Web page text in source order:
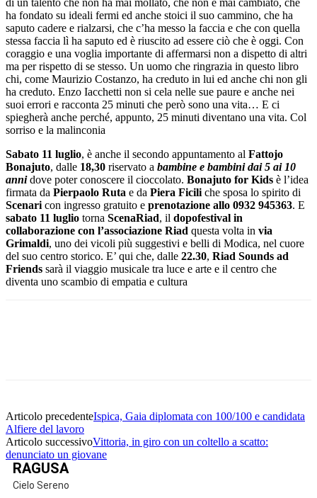
ha fondato su ideali fermi ed anche stoici il suo cammino, che ha
saputo cadere e rialzarsi, che c’ha messo la faccia e che con quella
stessa faccia lì ha saputo ed è riuscito ad essere ciò che è oggi. Con
coraggio e una voglia importante di affermarsi non a dispetto di altri
ma per rispetto di se stesso. Un uomo che ringrazia in questo libro
chi, come Maurizio Costanzo, ha creduto in lui ed anche chi non gli
ha creduto. Enzo Iacchetti non si cela nelle sue paure e anche nei
suoi errori e racconta 25 minuti che però sono una vita… E ci
spiegherà anche perché, appunto, 25 minuti diventano una vita. Col
sorriso e la malinconia
Sabato 11 luglio, è anche il secondo appuntamento al Fattojo
Bonajuto, dalle 18,30 riservato a bambine e bambini dai 5 ai 10
annidove poter conoscere il cioccolato. Bonajuto for Kids è l’idea
firmata da Pierpaolo Ruta e da Piera Ficili che sposa lo spirito di
Scenari con ingresso gratuito e prenotazione allo 0932 945363. E
sabato 11 luglio torna ScenaRiad, il dopofestival in
collaborazione con l’associazione Riad questa volta in via
Grimaldi, uno dei vicoli più suggestivi e belli di Modica, nel cuore
del suo centro storico. E’ qui che, dalle 22.30, Riad Sounds ad
Friends sarà il viaggio musicale tra luce e arte e il centro che
diventa uno scambio di empatia e cultura
Articolo precedenteIspica, Gaia diplomata con 100/100 e candidata
Alfiere del lavoro
Articolo successivoVittoria, in giro con un coltello a scatto:
denunciato un giovane
RAGUSA
Cielo Sereno